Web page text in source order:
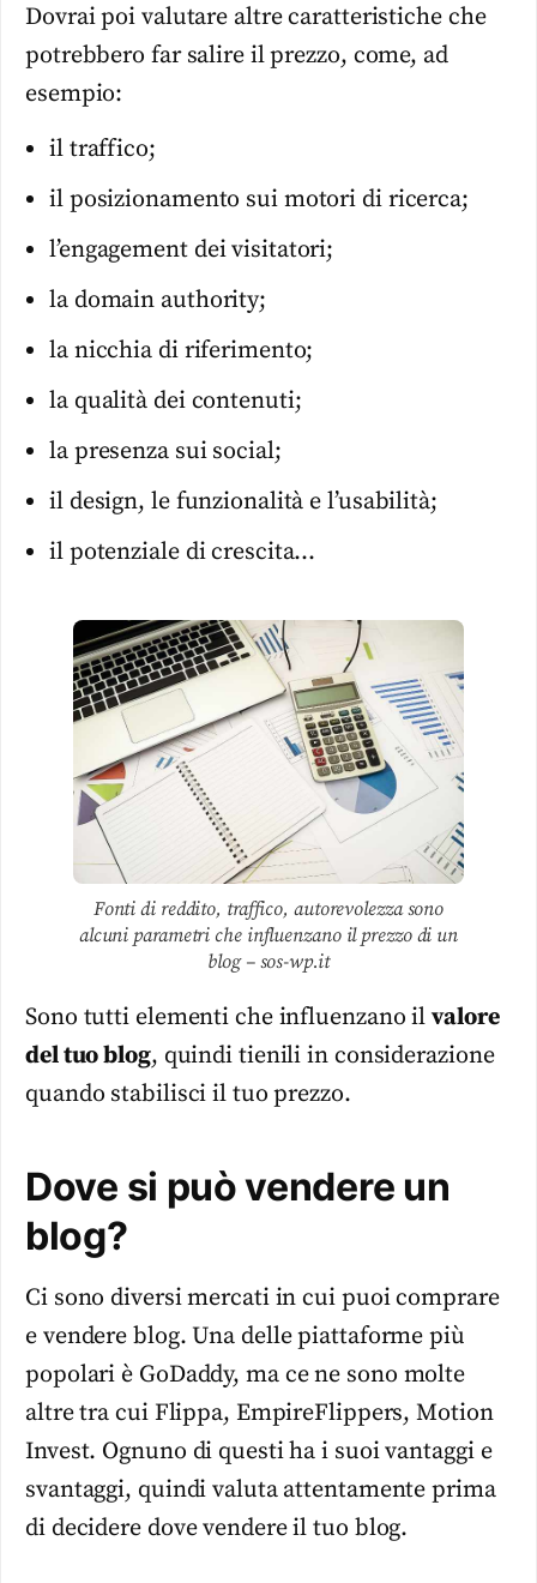
Dovrai poi valutare altre caratteristiche che
potrebbero far salire il prezzo, come, ad
esempio:
il traffico;
il posizionamento sui motori di ricerca;
l’engagement dei visitatori;
la domain authority;
la nicchia di riferimento;
la qualità dei contenuti;
la presenza sui social;
il design, le funzionalità e l’usabilità;
il potenziale di crescita…
Fonti di reddito, traffico, autorevolezza sono
alcuni parametri che influenzano il prezzo di un
blog – sos-wp.it
Sono tutti elementi che influenzano ilvalore
del tuo blog, quindi tienili in considerazione
quando stabilisci il tuo prezzo.
Dove si può vendere un
blog?
Ci sono diversi mercati in cui puoi comprare
e vendere blog. Una delle piattaforme più
popolari è GoDaddy, ma ce ne sono molte
altre tra cui Flippa, EmpireFlippers, Motion
Invest. Ognuno di questi ha i suoi vantaggi e
svantaggi, quindi valuta attentamente prima
di decidere dove vendere il tuo blog.